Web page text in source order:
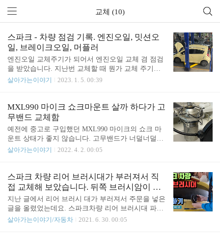
교체 (10)
스파크 - 차량 점검 기록. 엔진오일, 밋션오
일, 브레이크오일, 머플러
엔진오일 교체주기가 되어서 엔진오일 교체 겸 점검
을 받았습니다. 지난번 교체할 때 뭔가 교체 주기가
지났다고 했었는데 조금 미뤘던 건들도 있었고, 마침
실 안내판에 적혀 있기로는 다음과 같습니다. 매 5,00
0km라고 적혀 있기는 하지만 쉐보레 홈페이지에는 1
년마다 라고 나와있습니다. https://www.chevrolet.co.k
r/parts/consumable-replacement-cycle 예전에 어디선가
1만 km마다 교체하면 된다고 적혀 있었기도 해서 1
만 km마다 교체해 주는 편입니다. 지금 주행거리가 1
체하면 될 거 같습니다. 엔진오..
살아가는이야기 2023. 1. 5. 00:39
MXL990 마이크 쇼크마운트 살까 하다가 고
무밴드 교체함
예전에 중고로 구입했던 MXL990 마이크의 쇼크 마
운트 상태가 좋지 않습니다. 고무밴드가 너덜너덜해
져서 고정이 제대로 되는 느낌이 들지 않습니다. 충
해서 알아보았습니다. 사실 예전에 알리익스프레스
에서 마이크 쇼크 마운트를 몇 개 구입했었는데 사이
즈가 맞지 않았습니다. 다행히도 다른 마이크에 사이
즈가 맞아서 잘 쓰고 있긴 합니다. 직경 44mm 정도
되네요. 문제는 MXL990 마이크의 직경이 60mm 정
도 된다는 것입니다. 대충 구할 수 있는 쇼크 마운트
살아가는이야기 2022. 4. 2. 00:05
스파크 차량 리어 브러시대가 부러져서 직
접 교체해 보았습니다. 뒤쪽 브러시암이 부
러지다니
지난 글에서 리어 브러시 대가 부러져서 주문을 넣은
글을 올렸었는데요. 스파크차량 리어 브러시대 파손.
차량 후면 브러시암 주문 차가 너무 더러워져서 오랜
살아가는이야기/자동차 2021. 6. 30. 00:05